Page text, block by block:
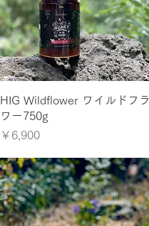
クイックビュー
HIG Wildflower ワイルドフラ
ワー750g
価格
￥6,900